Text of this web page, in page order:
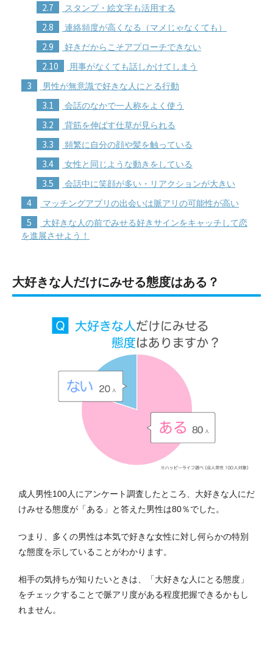
2.7 スタンプ・絵文字も活用する
2.8 連絡頻度が高くなる（マメじゃなくても）
2.9 好きだからこそアプローチできない
2.10 用事がなくても話しかけてしまう
3 男性が無意識で好きな人にとる行動
3.1 会話のなかで一人称をよく使う
3.2 背筋を伸ばす仕草が見られる
3.3 頻繁に自分の顔や髪を触っている
3.4 女性と同じような動きをしている
3.5 会話中に笑顔が多い・リアクションが大きい
4 マッチングアプリの出会いは脈アリの可能性が高い
5
大好きな人の前でみせる好きサインをキャッチして恋
を進展させよう！
大好きな人だけにみせる態度はある？
成人男性100人にアンケート調査したところ、大好きな人にだ
けみせる態度が「ある」と答えた男性は80％でした。
つまり、多くの男性は本気で好きな女性に対し何らかの特別
な態度を示していることがわかります。
相手の気持ちが知りたいときは、「大好きな人にとる態度」
をチェックすることで脈アリ度がある程度把握できるかもし
れません。